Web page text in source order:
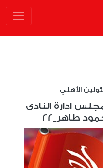
الأهلي
ادارة النادى
طاهر_22